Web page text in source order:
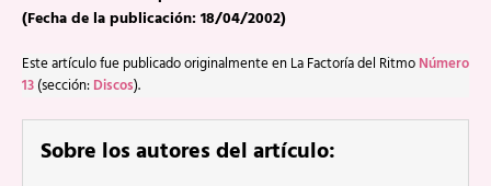
(Fecha de la publicación: 18/04/2002)
Este artículo fue publicado originalmente en La Factoría del Ritmo Número
13 (sección: Discos).
Sobre los autores del artículo: